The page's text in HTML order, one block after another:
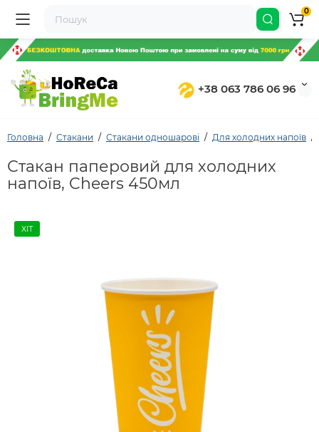
+38 063 786 06 96
0
Головна Стакани Стакани одношарові Для холодних напоїв
Стакан паперовий для холодних
напоїв, Cheers 450мл
ХІТ